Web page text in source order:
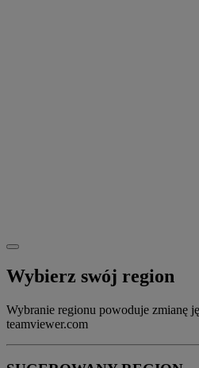
Wybierz swój region
Wybranie regionu powoduje zmianę
teamviewer.com